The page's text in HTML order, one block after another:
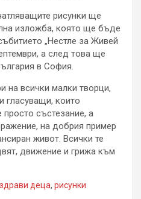
рисунки ще
изложба, която ще бъде
„Нестле за Живей
а след това ще
в София.
на всички малки творци,
гласуващи, които
просто състезание, а
на добрия пример
живот. Всички те
движение и грижа към
деца, рисунки